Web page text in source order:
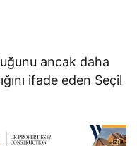
ancak daha
ifade eden Seçil